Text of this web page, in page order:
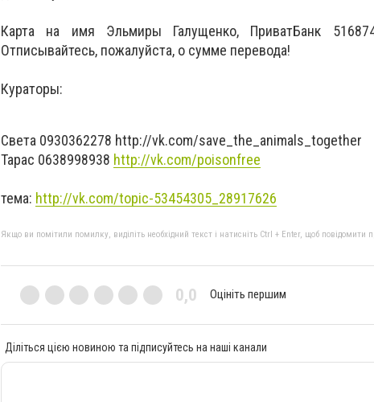
Карта на имя Эльмиры Галущенко, ПриватБанк
Отписывайтесь, пожалуйста, о сумме перевода!
Кураторы:
Света 0930362278 http://vk.com/save_the_animals_together
Тарас 0638998938 http://vk.com/poisonfree
тема: http://vk.com/topic-53454305_28917626
Якщо ви помітили помилку, виділіть необхідний текст і натисніть Ctrl + Enter, щоб повідомити
0,0 Оцініть першим
Діліться цією новиною та підписуйтесь на наші канали